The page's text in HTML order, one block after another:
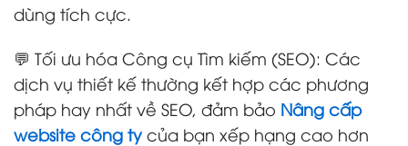
dùng tích cực.
💬 Tối ưu hóa Công cụ Tìm kiếm (SEO): Các
dịch vụ thiết kế thường kết hợp các phương
pháp hay nhất về SEO, đảm bảo Nâng cấp
website công tycủa bạn xếp hạng cao hơn